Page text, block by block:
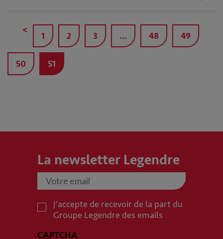
<
1 2 3 … 48 49
50 51
La newsletter Legendre
J'accepte de recevoir de la part du
Groupe Legendre des emails
CAPTCHA